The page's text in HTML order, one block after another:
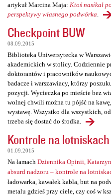
artykuł Marcina Maja: Ktoś nasikał
perspektywy własnego podwórka
Checkpoint BUW
08.09.2015
Biblioteka Uniwersytecka w
akademickich w stolicy. Codziennie
doktorantów i pracowników
badacze i warszawiacy, którzy
pozycji. Wycieczka po mieście bez
wolnej chwili można tu pójść na
wystawę. Wszystko dla wszystkich,
trzeba się dostać do środka.
Kontrole na
01.09.2015
Na łamach Dziennika Opinii,
absurd nadzoru – kontrole na
ładowarka, kawałek kabla, but na
metalu gdzieś przy ciele, czy coś w